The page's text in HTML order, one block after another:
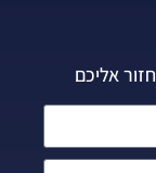
אליכם